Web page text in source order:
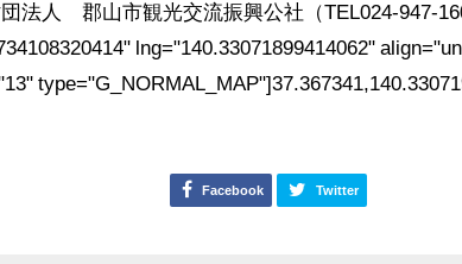
法人 郡山市観光交流振興公社（TEL024-947-
lng="140.33071899414062"
Facebook Twitter